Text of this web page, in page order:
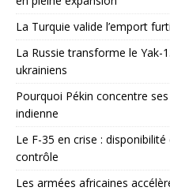
La Turquie valide l’emport
La Russie transforme le Yak-
ukrainiens
Pourquoi Pékin concentre
indienne
Le F-35 en crise :
contrôle
Les armées africaines